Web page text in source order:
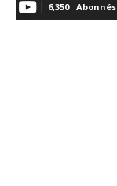
6,350 Abonnés